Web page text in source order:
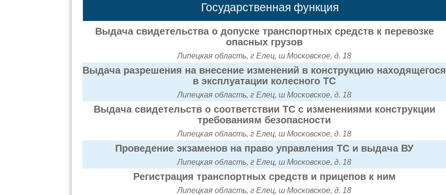
Государственная функция
Выдача свидетельства о допуске транспортных средств к перевозке
опасных грузов
Липецкая область, г Елец, ш Московское, д. 18
Выдача разрешения на внесение изменений в конструкцию находящегося
в эксплуатации колесного ТС
Липецкая область, г Елец, ш Московское, д. 18
Выдача свидетельств о соответствии ТС с изменениями конструкции
требованиям безопасности
Липецкая область, г Елец, ш Московское, д. 18
Проведение экзаменов на право управления ТС и выдача ВУ
Липецкая область, г Елец, ш Московское, д. 18
Регистрация транспортных средств и прицепов к ним
Липецкая область, г Елец, ш Московское, д. 18